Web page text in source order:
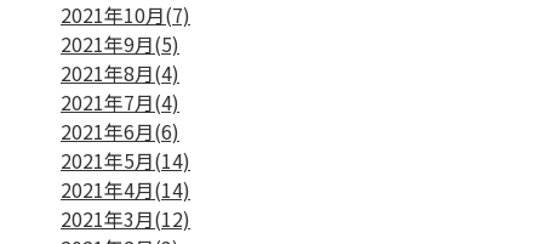
2021年10月(7)
2021年9月(5)
2021年8月(4)
2021年7月(4)
2021年6月(6)
2021年5月(14)
2021年4月(14)
2021年3月(12)